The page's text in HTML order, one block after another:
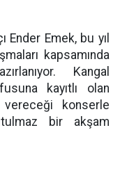
Ender Emek, bu yıl
kapsamında
Kangal
kayıtlı olan
vereceği konserle
bir akşam